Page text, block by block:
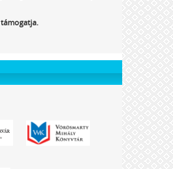
támogatja.